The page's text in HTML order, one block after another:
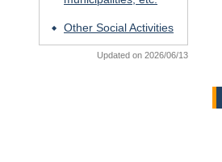
◆ Other Social Activities
Updated on 2026/06/13